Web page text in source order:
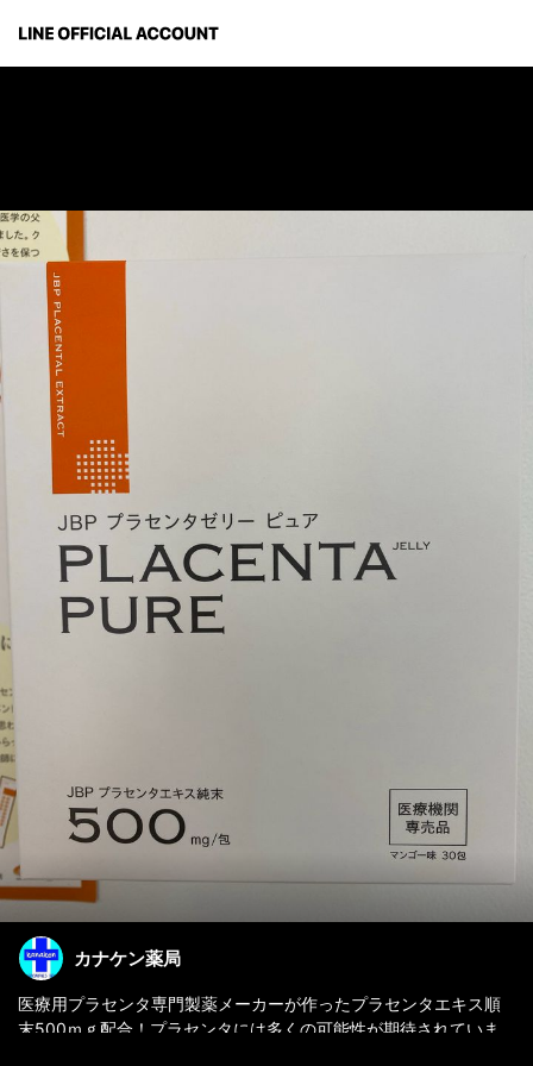
カナケン薬局
医療用プラセンタ専門製薬メーカーが作ったプラセンタエキス順
末500ｍｇ配合！プラセンタには多くの可能性が期待されていま